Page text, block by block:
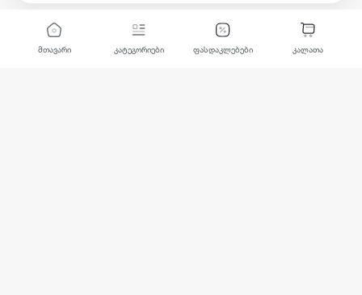
მთავარი კატეგორიები ფასდაკლებები კალათა